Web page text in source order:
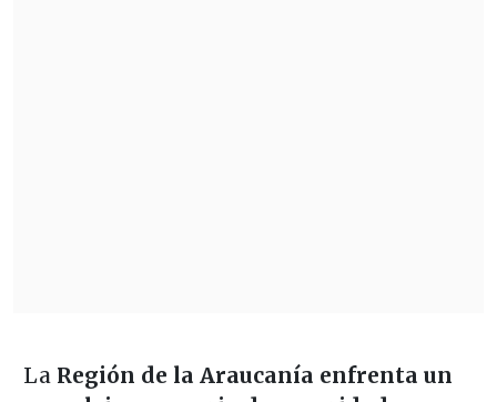
LaRegión de la Araucanía enfrenta un